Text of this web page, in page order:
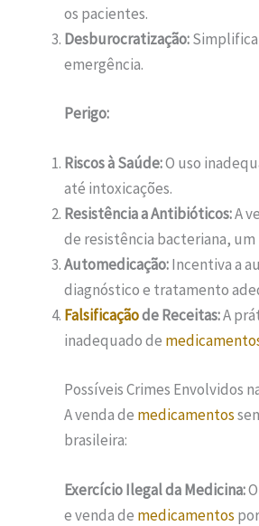
os pacientes.
Desburocratização:
emergência.
Perigo:
Riscos à Saúde:O uso
até intoxicações.
Resistência a Antibióticos:A
de resistência bacteriana,
Automedicação:Incentiva a
diagnóstico e tratamento
Falsificaçãode Receitas:A
inadequado de
Possíveis Crimes Envolvidos
A venda de medicamentos
brasileira:
Exercício Ilegal da Medicina:
e venda de medicamentos